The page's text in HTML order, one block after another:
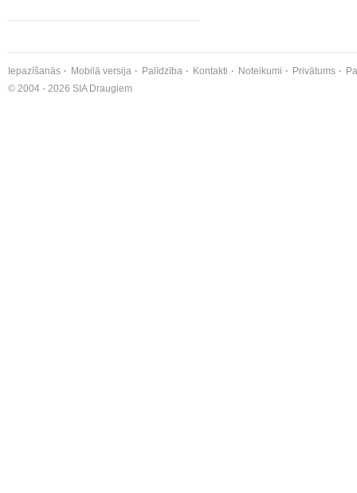
Iepazīšanās Mobilā versija Palīdzība Kontakti Noteikumi Privātums
© 2004 - 2026 SIA Draugiem